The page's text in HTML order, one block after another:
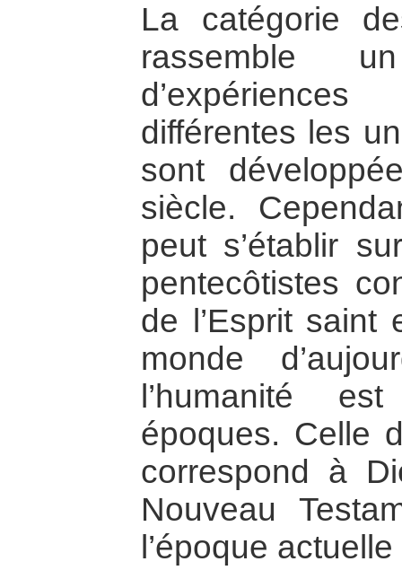
La catégorie
rassemble
différentes les
sont
siècle.
peut s’établir
pentecôtistes
de l’Esprit
monde
l’humanité
époques. Celle
correspond à
Nouveau
l’époque